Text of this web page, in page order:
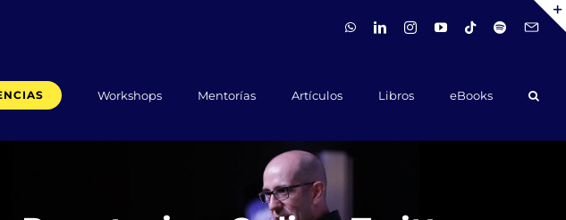
WhatsApp
LinkedInInstagramYouTubeTiktokSpotify
Workshops Mentorías Artículos Libros eBooks